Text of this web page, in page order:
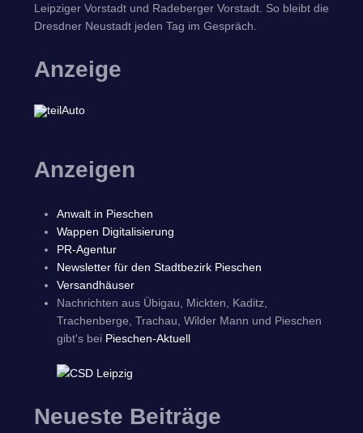
Leipziger Vorstadt und Radeberger Vorstadt. So bleibt die
Dresdner Neustadt jeden Tag im Gespräch.
Anzeige
Anzeigen
Anwalt in Pieschen
Wappen Digitalisierung
PR-Agentur
Newsletter für den Stadtbezirk Pieschen
Versandhäuser
Nachrichten aus Übigau, Mickten, Kaditz,
Trachenberge, Trachau, Wilder Mann und Pieschen
gibt's bei Pieschen-Aktuell
Neueste Beiträge